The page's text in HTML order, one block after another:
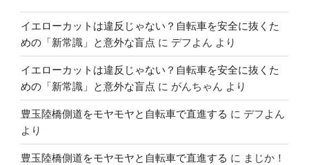
イエローカットは違反じゃない？自転車を安全に抜くた
めの「新常識」と意外な盲点 に デフよん より
イエローカットは違反じゃない？自転車を安全に抜くた
めの「新常識」と意外な盲点 に がんちゃん より
豊玉陸橋側道をモヤモヤと自転車で直進する に デフよん
より
豊玉陸橋側道をモヤモヤと自転車で直進する に まじか！